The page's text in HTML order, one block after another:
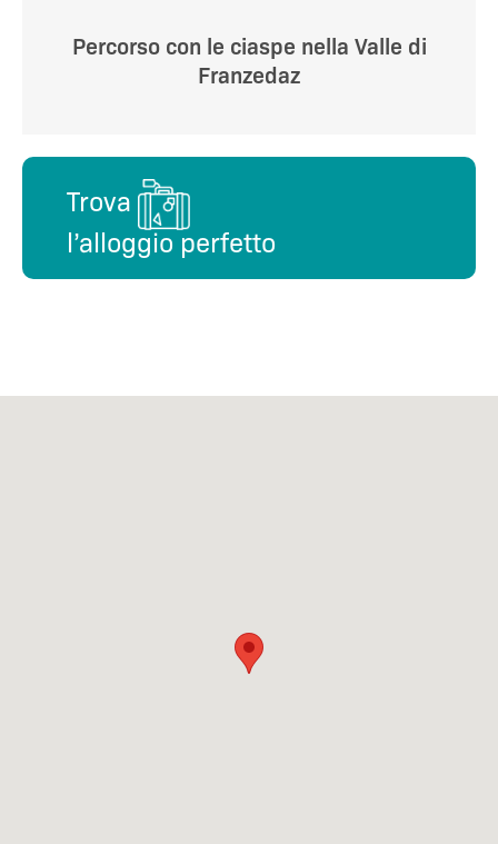
Percorso con le ciaspe nella Valle di
Franzedaz
Trova
l’alloggio perfetto